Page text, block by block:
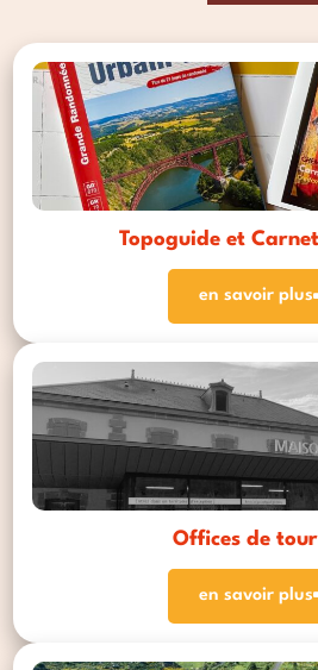
Topoguide et
en savoir plus
Offices de
en savoir plus